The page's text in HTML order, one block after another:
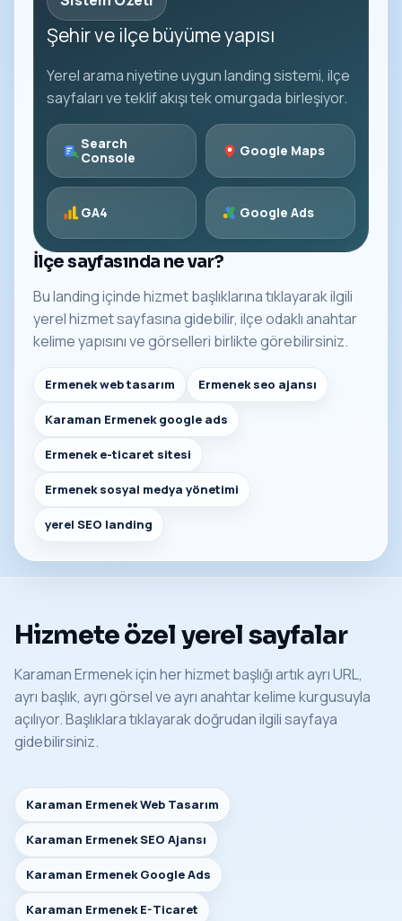
Şehir ve ilçe büyüme yapısı
Yerel arama niyetine uygun landing sistemi, ilçe
sayfaları ve teklif akışı tek omurgada birleşiyor.
Search
Console
Google Maps
GA4 Google Ads
İlçe sayfasında ne var?
Bu landing içinde hizmet başlıklarına tıklayarak ilgili
yerel hizmet sayfasına gidebilir, ilçe odaklı anahtar
kelime yapısını ve görselleri birlikte görebilirsiniz.
Ermenek web tasarım Ermenek seo ajansı
Karaman Ermenek google ads
Ermenek e-ticaret sitesi
Ermenek sosyal medya yönetimi
yerel SEO landing
Hizmete özel yerel sayfalar
Karaman Ermenek için her hizmet başlığı artık ayrı URL,
ayrı başlık, ayrı görsel ve ayrı anahtar kelime kurgusuyla
açılıyor. Başlıklara tıklayarak doğrudan ilgili sayfaya
gidebilirsiniz.
Karaman Ermenek Web Tasarım
Karaman Ermenek SEO Ajansı
Karaman Ermenek Google Ads
Karaman Ermenek E-Ticaret